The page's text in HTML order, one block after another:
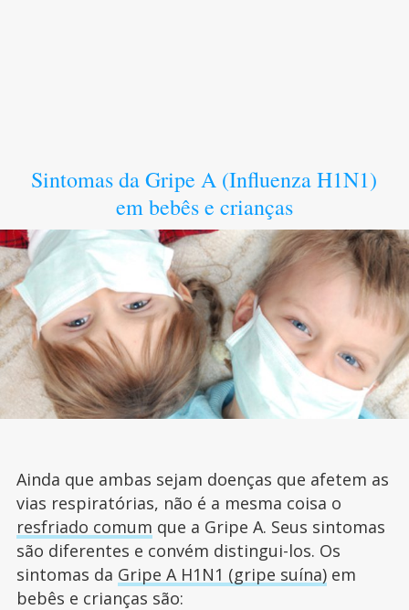
Sintomas da Gripe A (Influenza H1N1)
em bebês e crianças
Ainda que ambas sejam doenças que afetem as
vias respiratórias, não é a mesma coisa o
resfriado comum que a Gripe A. Seus sintomas
são diferentes e convém distingui-los. Os
sintomas da Gripe A H1N1 (gripe suína)em
bebês e crianças são: